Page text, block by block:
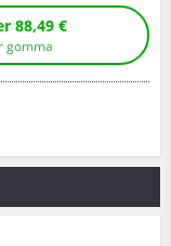
senza montaggio per 88,49 €
gomma